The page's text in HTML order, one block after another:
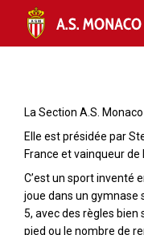
La Section A.S.
Elle est présidée par
France et vainqueur de
C’est un sport inventé
joue dans un gymnase
5, avec des règles
pied ou le nombre de